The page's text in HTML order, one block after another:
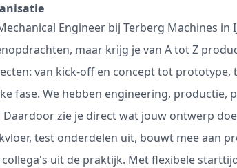
Engineer bij Terberg Machines in
maar krijg je van A tot Z
van kick-off en concept tot prototype,
fase. We hebben engineering,
Daardoor zie je direct wat jouw ontwerp
test onderdelen uit, bouwt mee aan
uit de praktijk. Met flexibele